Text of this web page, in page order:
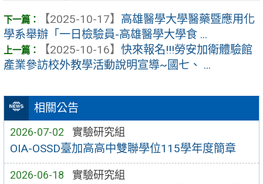
相關公告
2026-07-02 實驗研究組
OIA-OSSD臺加⾼高中雙聯學位115學年度簡章
2026-06-18 實驗研究組
【2025-10-17】 高雄醫學大學醫藥暨應用化
學系舉辦「一日檢驗員-高雄醫學大學食 ...
【2025-10-16】 快來報名!!!勞安加衛體驗館
產業參訪校外教學活動說明宣導~國七、 ...